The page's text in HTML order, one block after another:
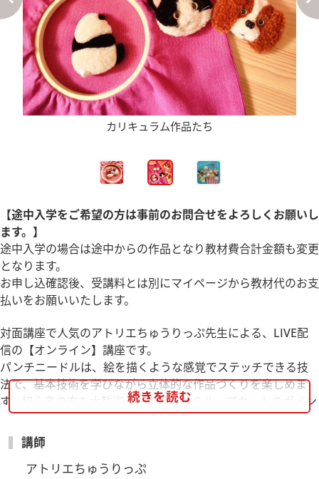
カリキュラム作品たち
【途中入学をご希望の方は事前のお問合せをよろしくお願いし
ます。】
途中入学の場合は途中からの作品となり教材費合計金額も変更
となります。
お申し込確認後、受講料とは別にマイページから教材代のお支
払いをお願いいたします。
対面講座で人気のアトリエちゅうりっぷ先生による、LIVE配
信の【オンライン】講座です。
パンチニードルは、絵を描くような感覚でステッチできる技
法で、基本技術を学びながら立体的な作品づくりを楽しめま
す。初心者の方も大歓迎。材料選びからループカットのポイン
ト、動物の細かな表情の表現方法まで丁寧にお教えします。
配信は「Zoom Meeting」を使用し、授業中のご質問にも対応
いたします。講座開催日から2週間は、当日の配信内容をアー
カイブで繰り返し視聴可能ですので、復習も安心して行ってい
続きを読む
講師
アトリエちゅうりっぷ